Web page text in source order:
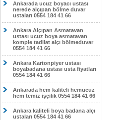
Ankarada ucuz boyacı ustası
nerede alçıpan bölme duvar
ustaları 0554 184 41 66
Ankara Alçıpan Asmatavan
ustası ucuz boya asmatavan
komple tadilat alçı bölmeduvar
0554 184 41 66
Ankara Kartonpiyer ustası
boyabadana ustası usta fiyatları
0554 184 41 66
Ankarada hem kaliteli hemucuz
hem temiz işçilik 0554 184 41 66
Ankara kaliteli boya badana alçı
ustaları 0554 184 41 66